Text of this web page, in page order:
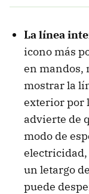
La línea
icono más
en mandos,
mostrar la
exterior por
advierte de
modo de
un letargo
puede